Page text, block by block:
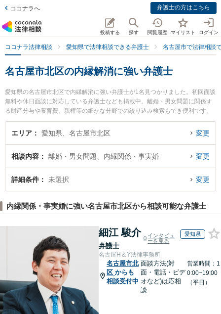
ココナラへ 弁護士の方はこちら
投稿する 探す 閲覧履歴 マイリスト ログイン
ココナラ法律相談 愛知県で法律相談できる弁護士 名古屋市で法律相談
名古屋市北区の内縁解消に強い弁護士
愛知県の名古屋市北区で内縁解消に強い弁護士が1名見つかりました。初回面談
無料や休日面談に対応している弁護士なども掲載中。離婚・男女問題に関係す
る財産分与や養育費、親権等の細かな分野での絞り込み検索もでき便利です。
特に弁護士法人名古屋北法律事務所の新山 直行弁護士のプロフィール情報や弁
護士費用、強みなどが注目されています。『名古屋市北区で土日や夜間に発生
法律相談できる名古屋市北区内の弁護士に相談予約したい』などでお困りの相
談者さんにおすすめです。
エリア 愛知県、名古屋市北区 変更
相談内容 離婚・男女問題、内縁関係・事実婚 変更
詳細条件 未選択 変更
内縁関係・事実婚に強い名古屋市北区から相談可能な弁護士
細江 駿介
弁護士
インタビュ
ーを見る
愛知県
名古屋H＆Y法律事務所
名古屋市北
区 からも
相談受付中
面談方法(対
面・電話・ビデ
オなど)は応相
談
営業時間：1
0:00~19:00
（平日）